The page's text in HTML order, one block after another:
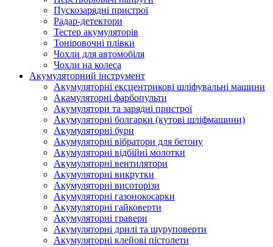
Пускозарядні пристрої
Радар-детектори
Тестер акумуляторів
Тоніровочні плівки
Чохли для автомобіля
Чохли на колеса
Акумуляторний інструмент
Акумуляторні ексцентрикові шліфувальні машини
Акамуляторні фарбопульти
Акумулятори та зарядні пристрої
Акумуляторні болгарки (кутові шліфмашини)
Акумуляторні бури
Акумуляторні вібратори для бетону
Акумуляторні відбійні молотки
Акумуляторні вентилятори
Акумуляторні викрутки
Акумуляторні висоторізи
Акумуляторні газонокосарки
Акумуляторні гайковерти
Акумуляторні гравери
Акумуляторні дрилі та шуруповерти
Акумуляторні клейові пістолети